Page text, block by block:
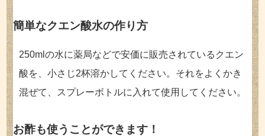
簡単なクエン酸水の作り方
250mlの水に薬局などで安価に販売されているクエン
酸を、小さじ2杯溶かしてください。それをよくかき
混ぜて、スプレーボトルに入れて使用してください。
お酢も使うことができます！